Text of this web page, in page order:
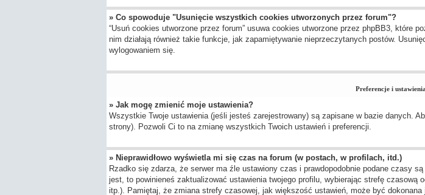
» Co spowoduje "Usunięcie wszystkich cookies utworzonych przez forum"?
“Usuń cookies utworzone przez forum” usuwa cookies utworzone przez phpBB3, które
nim działają również takie funkcje, jak zapamiętywanie nieprzeczytanych postów.
wylogowaniem się.
Preferencje i
» Jak mogę zmienić moje ustawienia?
Wszystkie Twoje ustawienia (jeśli jesteś zarejestrowany) są zapisane w bazie danych.
strony). Pozwoli Ci to na zmianę wszystkich Twoich ustawień i preferencji.
» Nieprawidłowo wyświetla mi się czas na forum (w postach, w profilach, itd.)
Rzadko się zdarza, że serwer ma źle ustawiony czas i prawdopodobnie podane czasy
jest, to powinieneś zaktualizować ustawienia twojego profilu, wybierając strefę czasową
itp.). Pamiętaj, że zmiana strefy czasowej, jak większość ustawień, może być